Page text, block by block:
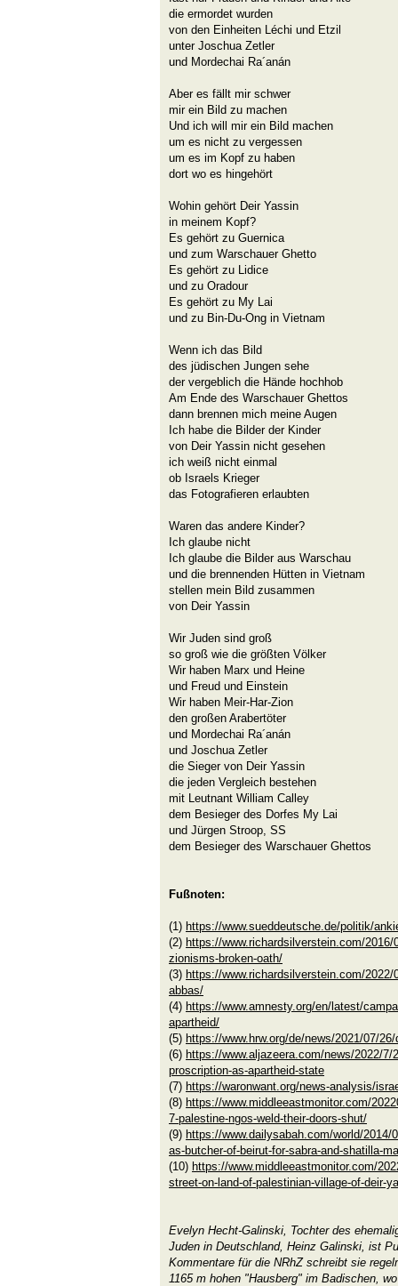
die ermordet wurden
von den Einheiten Léchi und Etzil
unter Joschua Zetler
und Mordechai Ra´anán
Aber es fällt mir schwer
mir ein Bild zu machen
Und ich will mir ein Bild machen
um es nicht zu vergessen
um es im Kopf zu haben
dort wo es hingehört
Wohin gehört Deir Yassin
in meinem Kopf?
Es gehört zu Guernica
und zum Warschauer Ghetto
Es gehört zu Lidice
und zu Oradour
Es gehört zu My Lai
und zu Bin-Du-Ong in Vietnam
Wenn ich das Bild
des jüdischen Jungen sehe
der vergeblich die Hände hochhob
Am Ende des Warschauer Ghettos
dann brennen mich meine Augen
Ich habe die Bilder der Kinder
von Deir Yassin nicht gesehen
ich weiß nicht einmal
ob Israels Krieger
das Fotografieren erlaubten
Waren das andere Kinder?
Ich glaube nicht
Ich glaube die Bilder aus Warschau
und die brennenden Hütten in Vietnam
stellen mein Bild zusammen
von Deir Yassin
Wir Juden sind groß
so groß wie die größten Völker
Wir haben Marx und Heine
und Freud und Einstein
Wir haben Meir-Har-Zion
den großen Arabertöter
und Mordechai Ra´anán
und Joschua Zetler
die Sieger von Deir Yassin
die jeden Vergleich bestehen
mit Leutnant William Calley
dem Besieger des Dorfes My Lai
und Jürgen Stroop, SS
dem Besieger des Warschauer Ghettos
Fußnoten:
(1) https://www.sueddeutsche.de/politik/
(2) https://www.richardsilverstein.com/2016/
zionisms-broken-oath/
(3) https://www.richardsilverstein.com/
abbas/
(4) https://www.amnesty.org/en/latest/
apartheid/
(5) https://www.hrw.org/de/news/2021/07/
(6) https://www.aljazeera.com/news/2022/
proscription-as-apartheid-state
(7) https://waronwant.org/news-analysis/
(8) https://www.middleeastmonitor.com/
7-palestine-ngos-weld-their-doors-shut/
(9) https://www.dailysabah.com/world/2014/
as-butcher-of-beirut-for-sabra-and-shatilla-
(10) https://www.middleeastmonitor.com/
street-on-land-of-palestinian-village-of-deir-
Evelyn Hecht-Galinski, Tochter des
Juden in Deutschland, Heinz Galinski, ist
Kommentare für die NRhZ schreibt sie
1165 m hohen "Hausberg" im Badischen,